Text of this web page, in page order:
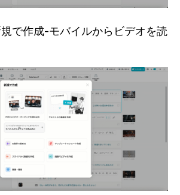
で作成-モバイルからビデオを読